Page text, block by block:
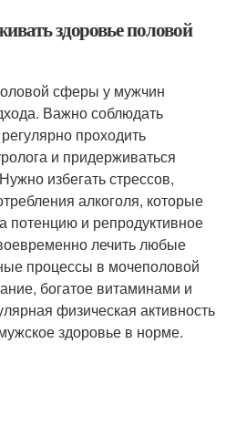
здоровье половой
сферы у мужчин
Важно соблюдать
проходить
и придерживаться
избегать стрессов,
алкоголя, которые
потенцию и репродуктивное
лечить любые
процессы в мочеполовой
богатое витаминами и
физическая активность
здоровье в норме.